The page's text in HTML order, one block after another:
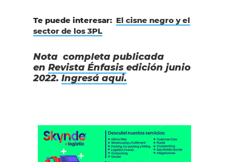
Te puede interesar: El cisne negro y el
sector de los 3PL
Nota completa publicada
en Revista Énfasis edición junio
2022. Ingresá aqui.